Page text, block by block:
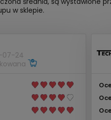
w sklepie.
07-24